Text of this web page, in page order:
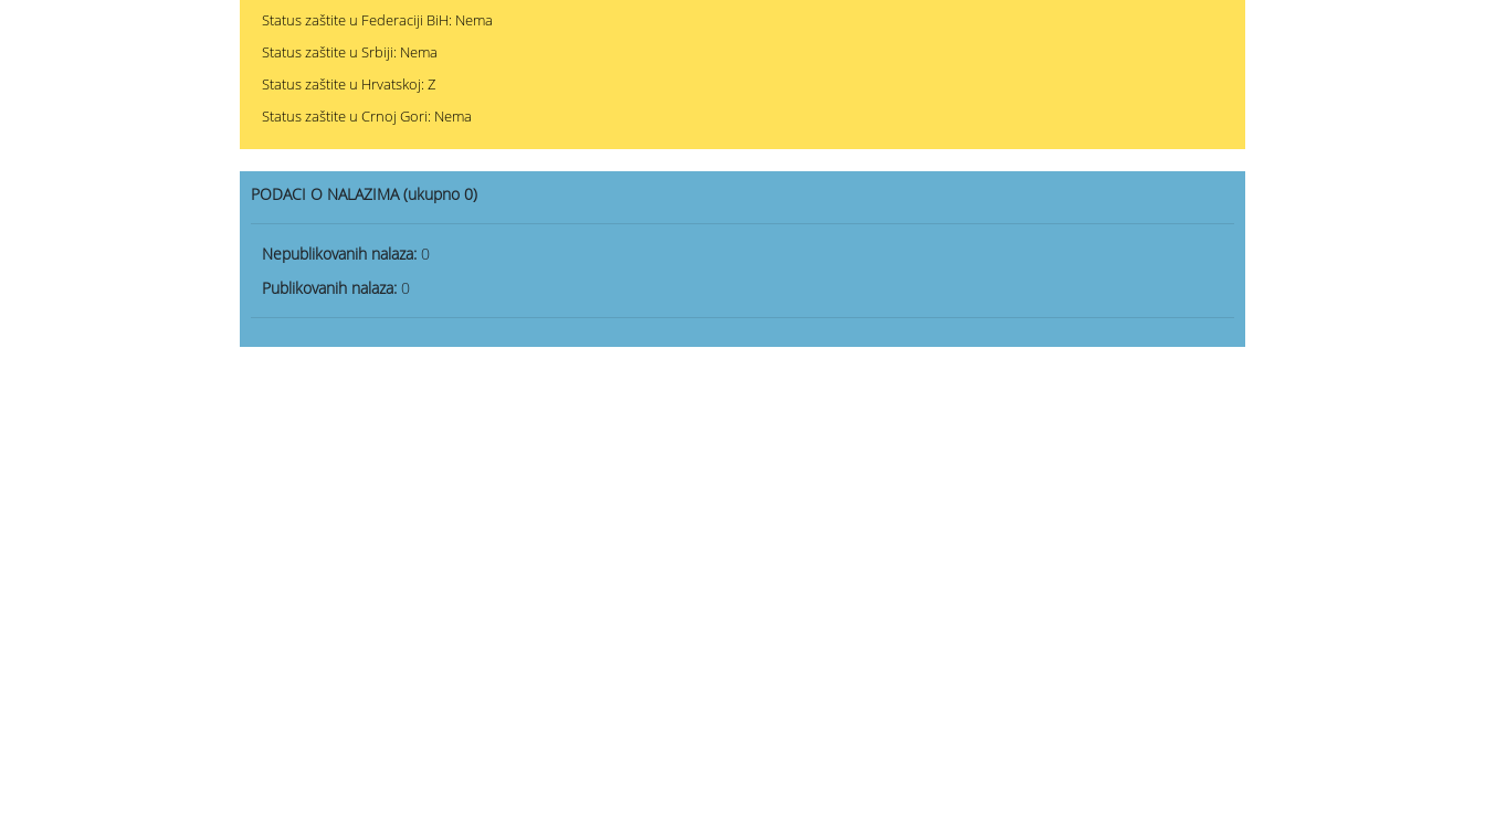
Status zaštite u Federaciji BiH: Nema
Status zaštite u Srbiji: Nema
Status zaštite u Hrvatskoj: Z
Status zaštite u Crnoj Gori: Nema
PODACI O NALAZIMA (ukupno 0)
Nepublikovanih nalaza: 0
Publikovanih nalaza: 0